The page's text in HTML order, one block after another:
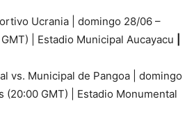
Ucrania | domingo 28/06 –
| Estadio Municipal Aucayacu
vs. Municipal de Pangoa | domingo
(20:00 GMT) | Estadio Monumental